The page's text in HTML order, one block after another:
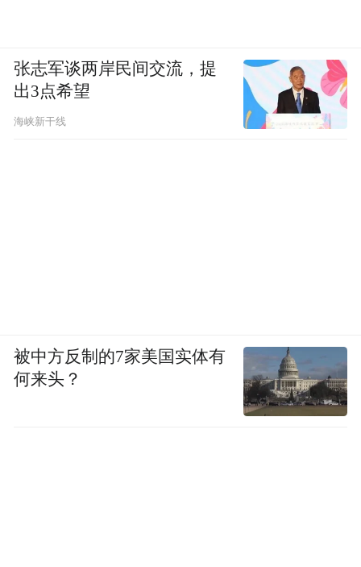
张志军谈两岸民间交流，提
出3点希望
海峡新干线
被中方反制的7家美国实体有
何来头？